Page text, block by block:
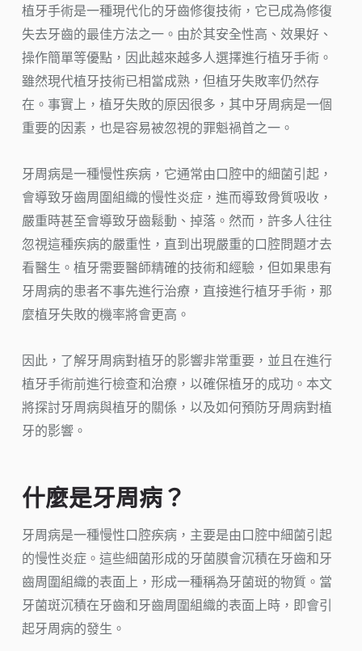
植牙手術是一種現代化的牙齒修復技術，它已成為修復
失去牙齒的最佳方法之一。由於其安全性高、效果好、
操作簡單等優點，因此越來越多人選擇進行植牙手術。
雖然現代植牙技術已相當成熟，但植牙失敗率仍然存
在。事實上，植牙失敗的原因很多，其中牙周病是一個
重要的因素，也是容易被忽視的罪魁禍首之一。
牙周病是一種慢性疾病，它通常由口腔中的細菌引起，
會導致牙齒周圍組織的慢性炎症，進而導致骨質吸收，
嚴重時甚至會導致牙齒鬆動、掉落。然而，許多人往往
忽視這種疾病的嚴重性，直到出現嚴重的口腔問題才去
看醫生。植牙需要醫師精確的技術和經驗，但如果患有
牙周病的患者不事先進行治療，直接進行植牙手術，那
麼植牙失敗的機率將會更高。
因此，了解牙周病對植牙的影響非常重要，並且在進行
植牙手術前進行檢查和治療，以確保植牙的成功。本文
將探討牙周病與植牙的關係，以及如何預防牙周病對植
牙的影響。
什麼是牙周病？
牙周病是一種慢性口腔疾病，主要是由口腔中細菌引起
的慢性炎症。這些細菌形成的牙菌膜會沉積在牙齒和牙
齒周圍組織的表面上，形成一種稱為牙菌斑的物質。當
牙菌斑沉積在牙齒和牙齒周圍組織的表面上時，即會引
起牙周病的發生。